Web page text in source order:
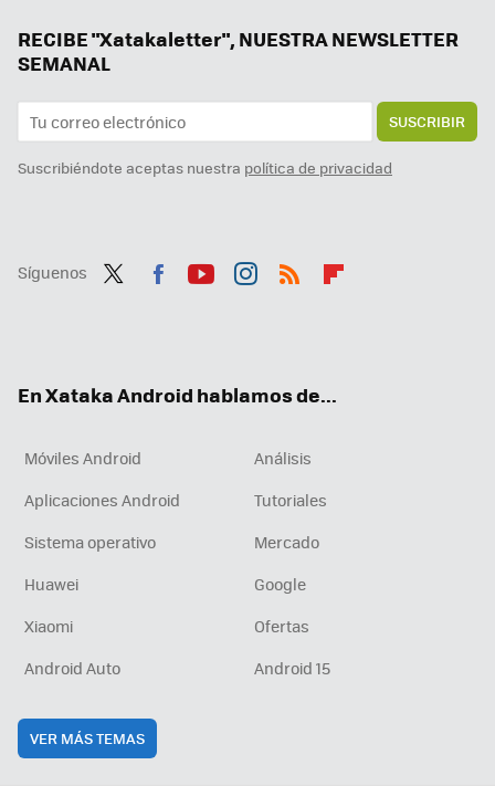
RECIBE "Xatakaletter", NUESTRA NEWSLETTER
SEMANAL
SUSCRIBIR
Suscribiéndote aceptas nuestra política de privacidad
Síguenos
En Xataka Android hablamos de...
Móviles Android
Análisis
Aplicaciones Android
Tutoriales
Sistema operativo
Mercado
Huawei
Google
Xiaomi
Ofertas
Android Auto
Android 15
VER MÁS TEMAS